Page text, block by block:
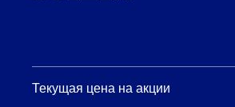
Текущая цена на акции